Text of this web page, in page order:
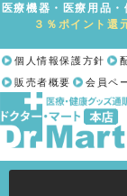
医療機器・医療用品
３％ポイント還
個人情報保護方針
販売者概要
会員ペ